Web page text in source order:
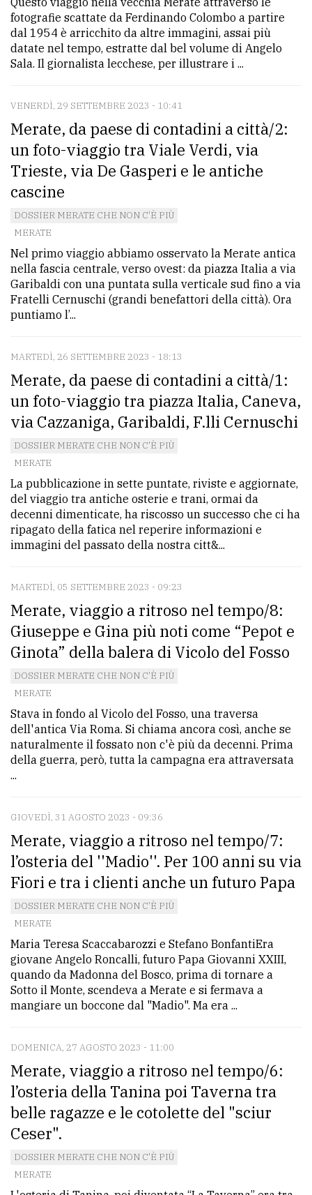
fotografie scattate da Ferdinando Colombo a partire
dal 1954 è arricchito da altre immagini, assai più
datate nel tempo, estratte dal bel volume di Angelo
Sala. Il giornalista lecchese, per illustrare i ...
VENERDÌ, 29 SETTEMBRE 2023 - 10:41
Merate, da paese di contadini a città/2:
un foto-viaggio tra Viale Verdi, via
Trieste, via De Gasperi e le antiche
cascine
DOSSIER MERATE CHE NON C'È PIÙ
MERATE
Nel primo viaggio abbiamo osservato la Merate antica
nella fascia centrale, verso ovest: da piazza Italia a via
Garibaldi con una puntata sulla verticale sud fino a via
Fratelli Cernuschi (grandi benefattori della città). Ora
puntiamo l’...
MARTEDÌ, 26 SETTEMBRE 2023 - 18:13
Merate, da paese di contadini a città/1:
un foto-viaggio tra piazza Italia, Caneva,
via Cazzaniga, Garibaldi, F.lli Cernuschi
DOSSIER MERATE CHE NON C'È PIÙ
MERATE
La pubblicazione in sette puntate, riviste e aggiornate,
del viaggio tra antiche osterie e trani, ormai da
decenni dimenticate, ha riscosso un successo che ci ha
ripagato della fatica nel reperire informazioni e
immagini del passato della nostra citt&...
MARTEDÌ, 05 SETTEMBRE 2023 - 09:23
Merate, viaggio a ritroso nel tempo/8:
Giuseppe e Gina più noti come “Pepot e
Ginota” della balera di Vicolo del Fosso
DOSSIER MERATE CHE NON C'È PIÙ
MERATE
Stava in fondo al Vicolo del Fosso, una traversa
dell'antica Via Roma. Si chiama ancora così, anche se
naturalmente il fossato non c'è più da decenni. Prima
della guerra, però, tutta la campagna era attraversata
...
GIOVEDÌ, 31 AGOSTO 2023 - 09:36
Merate, viaggio a ritroso nel tempo/7:
l’osteria del ''Madio''. Per 100 anni su via
Fiori e tra i clienti anche un futuro Papa
DOSSIER MERATE CHE NON C'È PIÙ
MERATE
Maria Teresa Scaccabarozzi e Stefano BonfantiEra
giovane Angelo Roncalli, futuro Papa Giovanni XXIII,
quando da Madonna del Bosco, prima di tornare a
Sotto il Monte, scendeva a Merate e si fermava a
mangiare un boccone dal "Madio". Ma era ...
DOMENICA, 27 AGOSTO 2023 - 11:00
Merate, viaggio a ritroso nel tempo/6:
l’osteria della Tanina poi Taverna tra
belle ragazze e le cotolette del "sciur
Ceser".
DOSSIER MERATE CHE NON C'È PIÙ
MERATE